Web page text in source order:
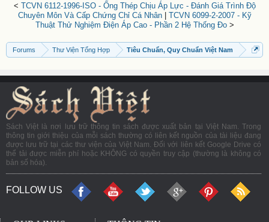
< TCVN 6112-1996-ISO - Ống Thép Chịu Áp Lực - Đánh Giá Trình Độ
Chuyên Môn Và Cấp Chứng Chỉ Cá Nhân| TCVN 6099-2-2007 - Kỹ
Thuật Thử Nghiệm Điện Áp Cao - Phần 2 Hệ Thống Đo>
Forums Thư Viện Tổng Hợp Tiêu Chuẩn, Quy Chuẩn Việt Nam
Sách Việt là nơi lưu trữ thông tin sách được xuất bản tại Việt Nam. Trong
thông tin giới thiệu của mỗi sách thường có liên kết nguồn của tài liệu đang
được lưu trữ tại các thư viện của Việt Nam. Đối với liên kết Google Drive có
thể tải được miễn phí hoặc KHÔNG có quyền truy cập (thường là không có
bản số hóa).
FOLLOW US